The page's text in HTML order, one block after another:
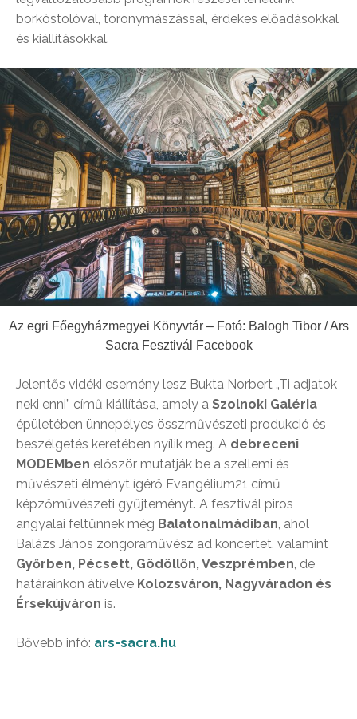
borkóstolóval, toronymászással, érdekes előadásokkal
és kiállításokkal.
Az egri Főegyházmegyei Könyvtár – Fotó: Balogh Tibor / Ars
Sacra Fesztivál Facebook
Jelentős vidéki esemény lesz Bukta Norbert „Ti adjatok
neki enni” című kiállítása, amely a Szolnoki Galéria
épületében ünnepélyes összművészeti produkció és
beszélgetés keretében nyílik meg. A debreceni
MODEMben először mutatják be a szellemi és
művészeti élményt ígérő Evangélium21 című
képzőművészeti gyűjteményt. A fesztivál piros
angyalai feltűnnek még Balatonalmádiban , ahol
Balázs János zongoraművész ad koncertet, valamint
Győrben, Pécsett, Gödöllőn, Veszprémben , de
határainkon átívelve Kolozsváron, Nagyváradon és
Érsekújváron is.
Bővebb infó: ars-sacra.hu